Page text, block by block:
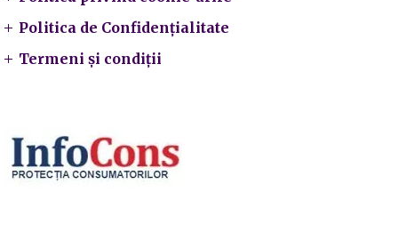
Politica de Confidențialitate
Termeni și condiții